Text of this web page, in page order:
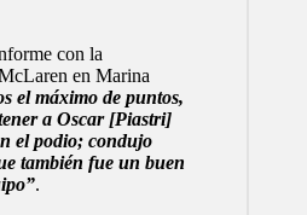
con la
en Marina
el máximo de puntos,
a Oscar [Piastri]
el podio; condujo
también fue un buen
.